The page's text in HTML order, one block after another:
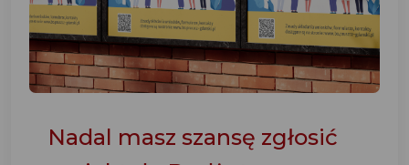
Nadal masz szansę zgłosić